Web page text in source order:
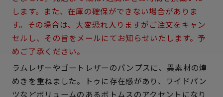
サイズを選択してください
します。また、在庫の確保ができない場合がありま
す。その場合は、大変恐れ入りますがご注文をキャン
セルし、その旨をメールにてお知らせいたします。予
めご了承ください。
ラムレザーやゴートレザーのパンプスに、異素材の煌
めきを重ねました。トゥに存在感があり、ワイドパン
ツなどボリュームのあるボトムスのアクセントになり